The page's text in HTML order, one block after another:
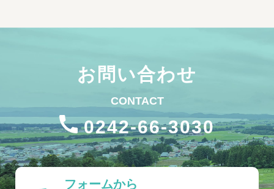
お問い合わせ
CONTACT
0242-66-3030
フォームから